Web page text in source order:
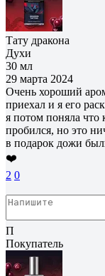
Тату дракона
Духи
30 мл
29 марта 2024
Очень хороший
приехал и я его
я потом поняла
пробился, но это
в подарок дожи
❤️
2 0
П
Покупатель